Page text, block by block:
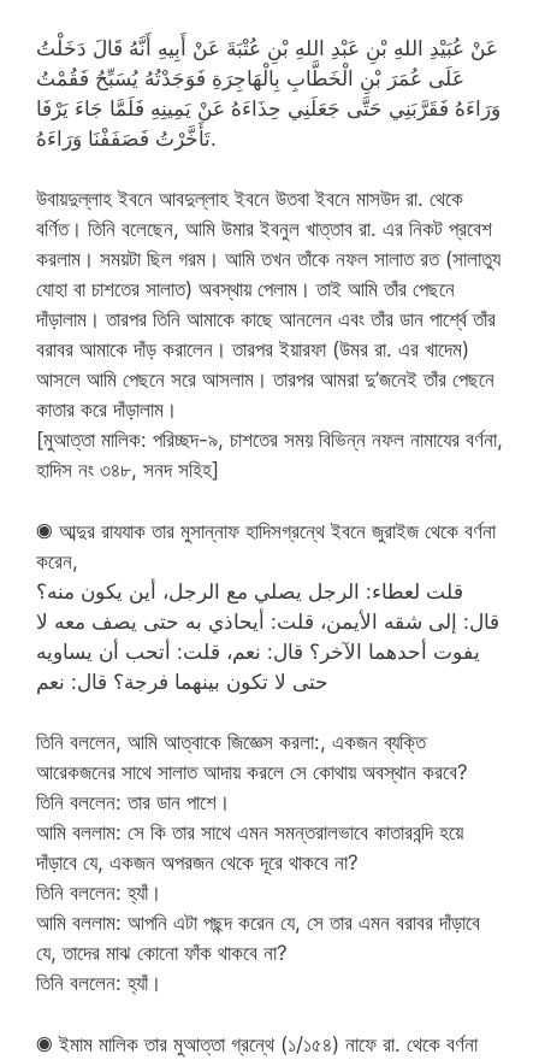
عَنْ عُبَيْدِ اللهِ بْنِ عَبْدِ اللهِ بْنِ عُتْبَةَ عَنْ أَبِيهِ أَنَّهُ قَالَ دَخَلْتُ
عَلَى عُمَرَ بْنِ الْخَطَّابِ بِالْهَاجِرَةِ فَوَجَدْتُهُ يُسَبِّحُ فَقُمْتُ
وَرَاءَهُ فَقَرَّبَنِي حَتَّى جَعَلَنِي حِذَاءَهُ عَنْ يَمِينِهِ فَلَمَّا جَاءَ يَرْفَا
تَأَخَّرْتُ فَصَفَفْنَا وَرَاءَهُ.
উবায়দুল্লাহ ইবনে আবদুল্লাহ ইবনে উতবা ইবনে মাসউদ রা. থেকে
বর্ণিত। তিনি বলেছেন, আমি উমার ইবনুল খাত্তাব রা. এর নিকট প্রবেশ
করলাম। সময়টা ছিল গরম। আমি তখন তাঁকে নফল সালাত রত (সালাতুয
যোহা বা চাশতের সালাত) অবস্থায় পেলাম। তাই আমি তাঁর পেছনে
দাঁড়ালাম। তারপর তিনি আমাকে কাছে আনলেন এবং তাঁর ডান পার্শ্বে তাঁর
বরাবর আমাকে দাঁড় করালেন। তারপর ইয়ারফা (উমর রা. এর খাদেম)
আসলে আমি পেছনে সরে আসলাম। তারপর আমরা দু’জনেই তাঁর পেছনে
কাতার করে দাঁড়ালাম।
[মুআত্তা মালিক: পরিচ্ছদ-৯, চাশতের সময় বিভিন্ন নফল নামাযের বর্ণনা,
হাদিস নং ৩৪৮, সনদ সহিহ]
◉ আব্দুর রাযযাক তার মুসান্নাফ হাদিসগ্রন্থে ইবনে জুরাইজ থেকে বর্ণনা
করেন,
قلت لعطاء: الرجل يصلي مع الرجل، أين يكون منه؟
قال: إلى شقه الأيمن، قلت: أيحاذي به حتى يصف معه لا
يفوت أحدهما الآخر؟ قال: نعم، قلت: أتحب أن يساويه
حتى لا تكون بينهما فرجة؟ قال: نعم
তিনি বললেন, আমি আত্বাকে জিজ্ঞেস করলা:, একজন ব্যক্তি
আরেকজনের সাথে সালাত আদায় করলে সে কোথায় অবস্থান করবে?
তিনি বললেন: তার ডান পাশে।
আমি বললাম: সে কি তার সাথে এমন সমন্তরালভাবে কাতারবন্দি হয়ে
দাঁড়াবে যে, একজন অপরজন থেকে দূরে থাকবে না?
তিনি বললেন: হ্যাঁ।
আমি বললাম: আপনি এটা পছন্দ করেন যে, সে তার এমন বরাবর দাঁড়াবে
যে, তাদের মাঝ কোনো ফাঁক থাকবে না?
তিনি বললেন: হ্যাঁ।
◉ ইমাম মালিক তার মুআত্তা গ্রন্থে (১/১৫৪) নাফে রা. থেকে বর্ণনা